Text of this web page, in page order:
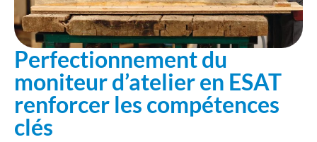
Perfectionnement du
moniteur d’atelier en ESAT
renforcer les compétences
clés